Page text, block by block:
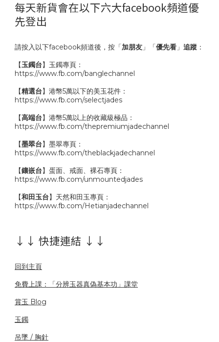
每天新貨會在以下六大facebook頻道優
先登出
請按入以下facebook頻道後，按「加朋友 」「優先看 」 追蹤 ：
【玉鐲台】玉鐲專頁：
https://www.fb.com/banglechannel
【精選台】港幣5萬以下的美玉花件：
https://www.fb.com/selectjades
【高端台】港幣5萬以上的收藏級極品：
https://www.fb.com/thepremiumjadechannel
【墨翠台】墨翠專頁：
https://www.fb.com/theblackjadechannel
【鑲嵌台】蛋面、戒面、裸石專頁：
https://www.fb.com/unmountedjades
【和田玉台】天然和田玉專頁：
https://www.fb.com/Hetianjadechannel
↓↓ 快捷連結 ↓↓
回到主頁
免費上課：「分辨玉器真偽基本功」課堂
賞玉 Blog
玉鐲
吊墜 / 胸針